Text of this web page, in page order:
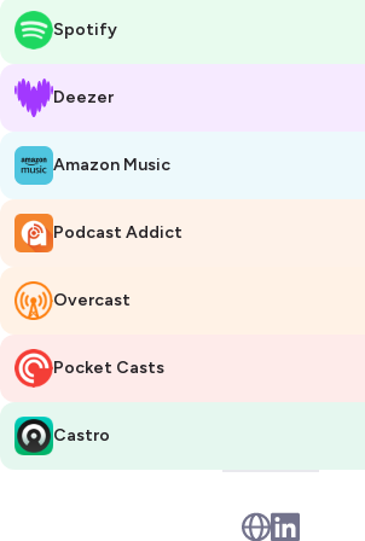
quitter le management hiérarchique pour un
construction produit. Non pas un recul, mais
On parle de complémentarité en équipe,
quand on lui demande de dessiner un carré
équipes qui ne prennent pas le temps de se
Christophe raconte aussi comment une demi-
managers a suffi à fluidifier un retour post-
équipes ont lutté pendant des semaines.
Un épisode sur l'écoute, la complémentarité
son propre chemin.
Pour les aficionados des talents,
Culture Talents
Animation : Florence Hardy
Spotify
Deezer
Amazon Music
Podcast Addict
Overcast
Pocket Casts
Castro